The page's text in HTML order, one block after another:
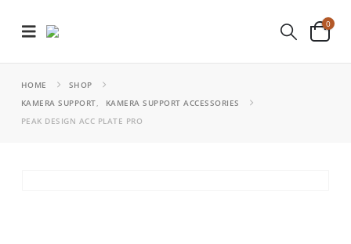
0
HOME
SHOP
KAMERA SUPPORT,
KAMERA SUPPORT ACCESSORIES
PEAK DESIGN ACC PLATE PRO